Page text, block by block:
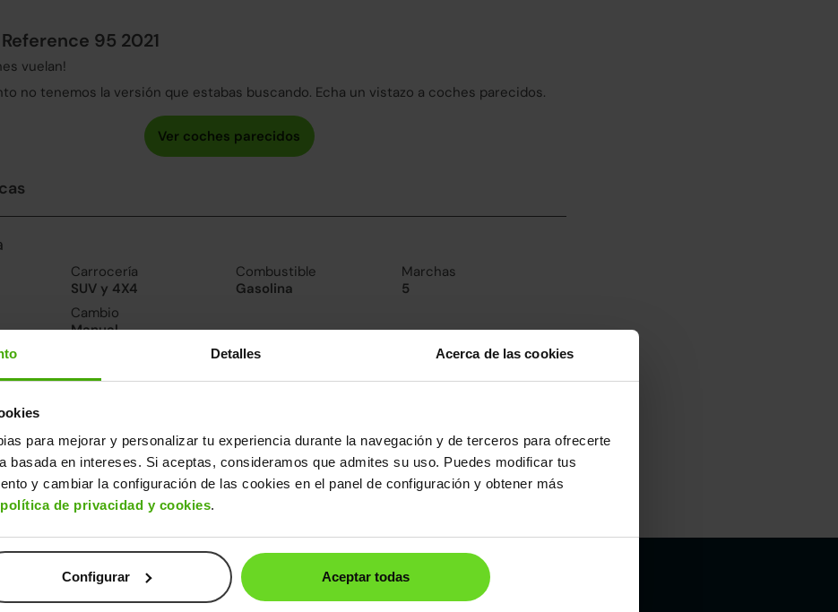
Detalles Acerca de las cookies
para mejorar y personalizar tu experiencia durante la navegación y de terceros para ofrecerte
basada en intereses. Si aceptas, consideramos que admites su uso. Puedes modificar tus
y cambiar la configuración de las cookies en el panel de configuración y obtener más
política de privacidad y cookies.
Configurar Aceptar todas
Reference 95 2021
vuelan!
no tenemos la versión que estabas buscando. Echa un vistazo a coches parecidos.
Carrocería
SUV y 4X4
Combustible
Gasolina
Marchas
5
Cambio
Manual
consumo y emisiones
y otros datos
Ancho
Alto